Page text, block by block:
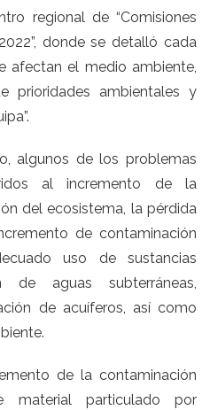
regional de “Comisiones
donde se detalló cada
afectan el medio ambiente,
prioridades ambientales y
algunos de los problemas
al incremento de la
del ecosistema, la pérdida
de contaminación
uso de sustancias
de aguas subterráneas,
de acuíferos, así como
de la contaminación
material particulado por